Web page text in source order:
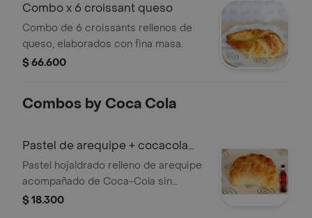
Combo x 6 croissant queso
Combo de 6 croissants rellenos de
queso, elaborados con fina masa.
$ 66.600
Combos by Coca Cola
Pastel de arequipe + cocacola
s/a 300 ml
Pastel hojaldrado relleno de arequipe
acompañado de Coca-Cola sin
azúcar 300 ml.
$ 18.300